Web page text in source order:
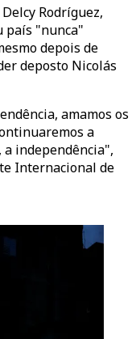
Rodríguez,
país "nunca"
depois de
deposto Nicolás
amamos os
a
independência",
Internacional de